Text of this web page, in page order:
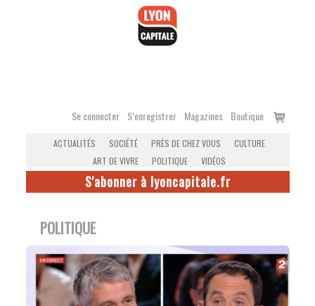
Se connecter S’enregistrer Magazines Boutique
Voir
ACTUALITÉS SOCIÉTÉ PRÈS DE CHEZ VOUS
CULTURE
ART DE VIVRE
POLITIQUE VIDÉOS
S'abonner à lyoncapitale.fr
POLITIQUE